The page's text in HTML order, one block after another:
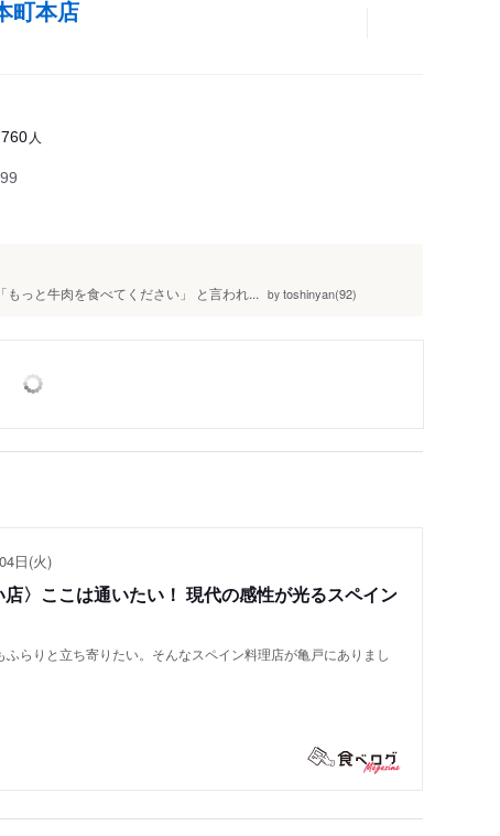
町本店
人
っと牛肉を食べてください」 と言われ... by toshinyan(92)
日(火)
店〉ここは通いたい！ 現代の感性が光るスペイン
らりと立ち寄りたい。そんなスペイン料理店が亀戸にありまし